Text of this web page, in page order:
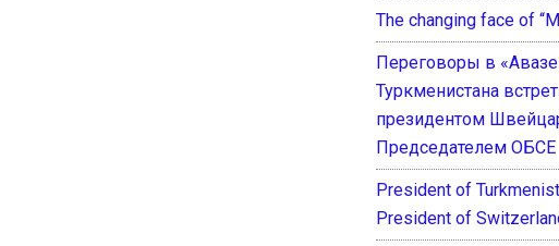
The changing face of
Переговоры в
Туркменистана
президентом
Председателем ОБСЕ
President of
President of